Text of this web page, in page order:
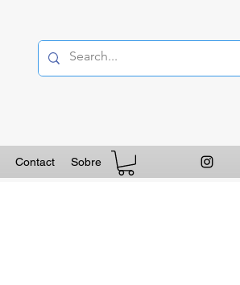
Contact Sobre